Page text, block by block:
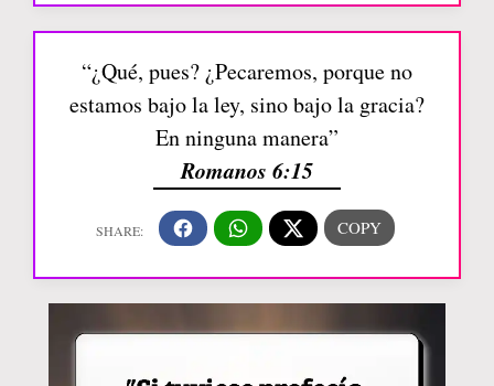
“¿Qué, pues? ¿Pecaremos, porque no
estamos bajo la ley, sino bajo la gracia?
En ninguna manera”
Romanos 6:15